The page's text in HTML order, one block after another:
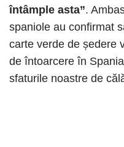
întâmple asta”.
spaniole au confirmat
carte verde de ședere
de întoarcere în
sfaturile noastre de